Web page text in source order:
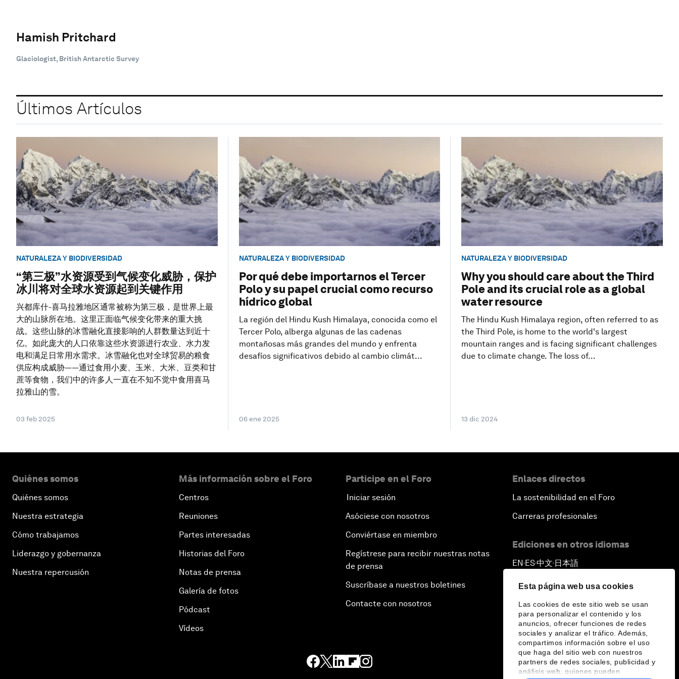
Esta página web usa cookies
Las cookies de este sitio web se usan
para personalizar el contenido y los
anuncios, ofrecer funciones de redes
sociales y analizar el tráfico. Además,
compartimos información sobre el uso
que haga del sitio web con nuestros
partners de redes sociales, publicidad y
análisis web, quienes pueden
Hamish Pritchard
Glaciologist, British Antarctic Survey
Últimos Artículos
NATURALEZA Y BIODIVERSIDAD
“第三极”水资源受到气候变化威胁，保护
冰川将对全球水资源起到关键作用
兴都库什-喜马拉雅地区通常被称为第三极，是世界上最
大的山脉所在地。这里正面临气候变化带来的重大挑
战。这些山脉的冰雪融化直接影响的人群数量达到近十
亿。如此庞大的人口依靠这些水资源进行农业、水力发
电和满足日常用水需求。冰雪融化也对全球贸易的粮食
供应构成威胁——通过食用小麦、玉米、大米、豆类和甘
蔗等食物，我们中的许多人一直在不知不觉中食用喜马
拉雅山的雪。
03 feb 2025
NATURALEZA Y BIODIVERSIDAD
Por qué debe importarnos el Tercer
Polo y su papel crucial como recurso
hídrico global
La región del Hindu Kush Himalaya, conocida como el
Tercer Polo, alberga algunas de las cadenas
montañosas más grandes del mundo y enfrenta
desafíos significativos debido al cambio climát...
06 ene 2025
NATURALEZA Y BIODIVERSIDAD
Why you should care about the Third
Pole and its crucial role as a global
water resource
The Hindu Kush Himalaya region, often referred to as
the Third Pole, is home to the world's largest
mountain ranges and is facing significant challenges
due to climate change. The loss of...
13 dic 2024
Quiénes somos
Quiénes somos
Nuestra estrategia
Cómo trabajamos
Liderazgo y gobernanza
Nuestra repercusión
Más información sobre el Foro
Centros
Reuniones
Partes interesadas
Historias del Foro
Notas de prensa
Galería de fotos
Pódcast
Vídeos
Participe en el Foro
Iniciar sesión
Asóciese con nosotros
Conviértase en miembro
Regístrese para recibir nuestras notas
de prensa
Suscríbase a nuestros boletines
Contacte con nosotros
Enlaces directos
La sostenibilidad en el Foro
Carreras profesionales
Ediciones en otros idiomas
EN ▪ ES▪中文▪ 日本語